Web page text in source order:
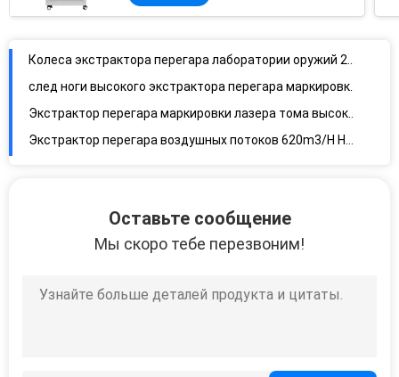
Колеса экстрактора перегара лаборатории оружий 200W двустороннего всасывания всеобщие
след ноги высокого экстрактора перегара маркировки лазера подачи 21m/S небольшой
Экстрактор перегара маркировки лазера тома высокого экстрактора перегара подачи 450m3/h HEPA небольшой
Экстрактор перегара воздушных потоков 620m3/H HEPA Fumego 9 слоев
Оставьте сообщение
Мы скоро тебе перезвоним!